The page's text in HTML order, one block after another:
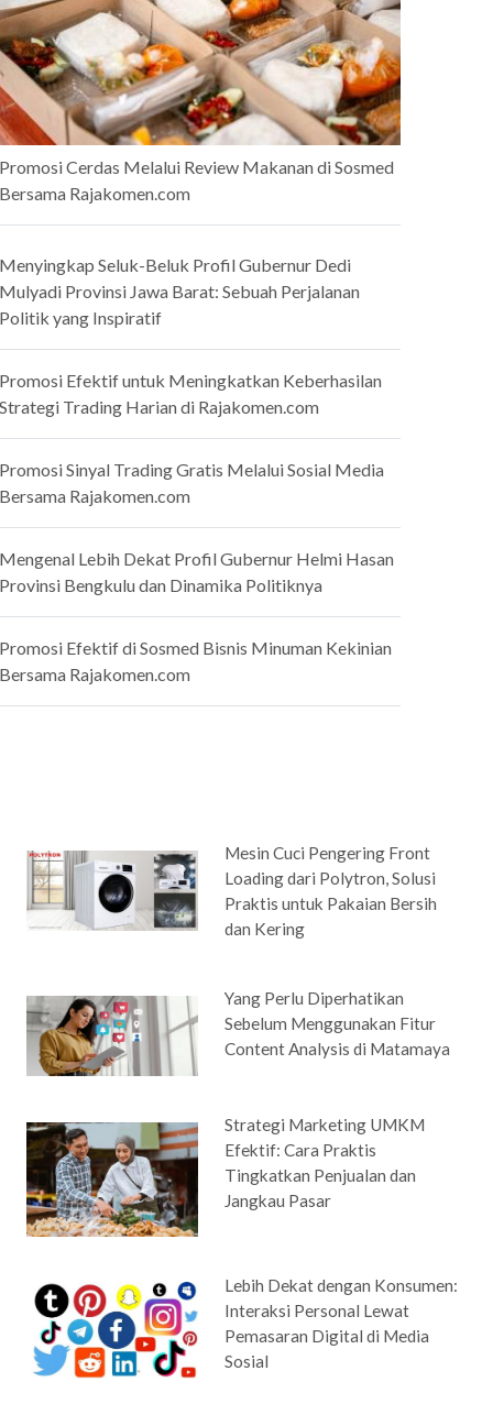
Cerdas Melalui Review Makanan di Sosmed
Rajakomen.com
Seluk-Beluk Profil Gubernur Dedi
Provinsi Jawa Barat: Sebuah Perjalanan
yang Inspiratif
Efektif untuk Meningkatkan Keberhasilan
Trading Harian di Rajakomen.com
Sinyal Trading Gratis Melalui Sosial Media
Rajakomen.com
Lebih Dekat Profil Gubernur Helmi Hasan
Bengkulu dan Dinamika Politiknya
Efektif di Sosmed Bisnis Minuman Kekinian
Rajakomen.com
Mesin Cuci Pengering Front
Loading dari Polytron, Solusi
Praktis untuk Pakaian Bersih
dan Kering
Yang Perlu Diperhatikan
Sebelum Menggunakan Fitur
Content Analysis di Matamaya
Strategi Marketing UMKM
Efektif: Cara Praktis
Tingkatkan Penjualan dan
Jangkau Pasar
Lebih Dekat dengan Konsumen:
Interaksi Personal Lewat
Pemasaran Digital di Media
Sosial